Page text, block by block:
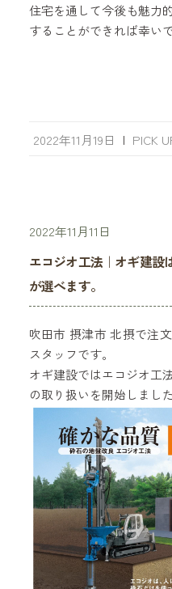
住宅を通して今後も魅力
することができれば幸いで
2022年11月19日 | PICK
2022年11月11日
エコジオ工法｜オギ建設
が選べます。
吹田市 摂津市 北摂で注
スタッフです。
オギ建設ではエコジオ工
の取り扱いを開始しました